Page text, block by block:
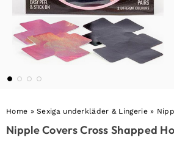
Home »Sexiga underkläder & Lingerie»
Nipple Covers Cross Shapped